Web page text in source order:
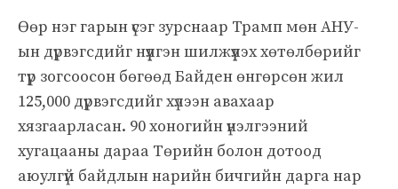
Өөр нэг гарын үсэг зурснаар Трамп мөн АНУ-
ын дүрвэгсдийг нүүлгэн шилжүүлэх хөтөлбөрийг
түр зогсоосон бөгөөд Байден өнгөрсөн жил
125,000 дүрвэгсдийг хүлээн авахаар
хязгаарласан. 90 хоногийн үнэлгээний
хугацааны дараа Төрийн болон дотоод
аюулгүй байдлын нарийн бичгийн дарга нар